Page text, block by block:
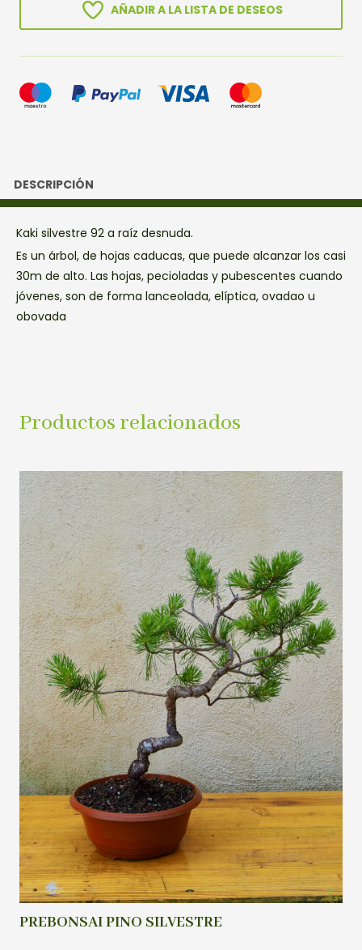
AÑADIR A LA LISTA DE DESEOS
DESCRIPCIÓN
Kaki silvestre 92 a raíz desnuda.
Es un árbol, de hojas caducas, que puede alcanzar los casi
30m de alto. Las hojas, pecioladas y pubescentes cuando
jóvenes, son de forma lanceolada, elíptica, ovadao u
obovada
Productos relacionados
PREBONSAI PINO SILVESTRE